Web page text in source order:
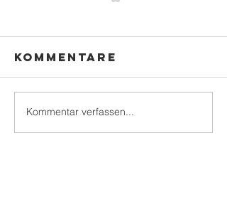
kleines
"Flösschen"-
Kommentare
Kommentar verfassen...